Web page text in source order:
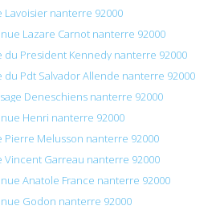
Lavoisier nanterre 92000
Lazare Carnot nanterre 92000
du President Kennedy nanterre 92000
du Pdt Salvador Allende nanterre 92000
Deneschiens nanterre 92000
Henri nanterre 92000
Pierre Melusson nanterre 92000
Vincent Garreau nanterre 92000
Anatole France nanterre 92000
Godon nanterre 92000